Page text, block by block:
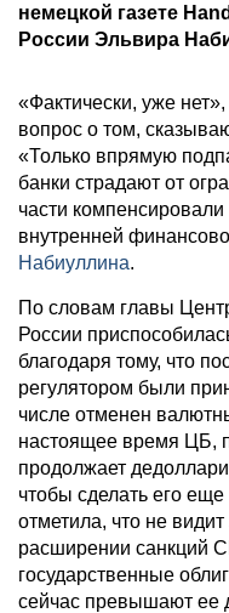
немецкой газете
России Эльвира
«Фактически, уже
вопрос о том,
«Только впрямую
банки страдают от
части компенсировали
внутренней
Набиуллина.
По словам главы
России
благодаря тому, что
регулятором были
числе отменен
настоящее время ЦБ,
продолжает
чтобы сделать его
отметила, что не
расширении санкций
государственные
сейчас превышают ее